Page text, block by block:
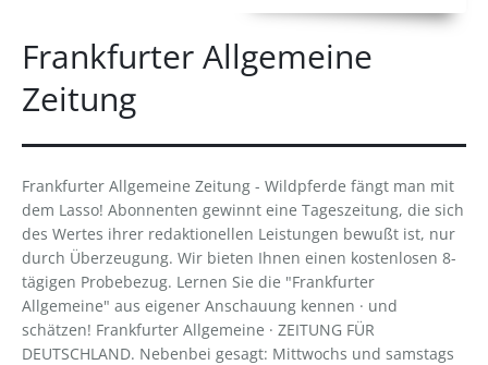
Frankfurter Allgemeine
Zeitung
Frankfurter Allgemeine Zeitung - Wildpferde fängt man mit
dem Lasso! Abonnenten gewinnt eine Tageszeitung, die sich
des Wertes ihrer redaktionellen Leistungen bewußt ist, nur
durch Überzeugung. Wir bieten Ihnen einen kostenlosen 8-
tägigen Probebezug. Lernen Sie die "Frankfurter
Allgemeine" aus eigener Anschauung kennen · und
schätzen! Frankfurter Allgemeine · ZEITUNG FÜR
DEUTSCHLAND. Nebenbei gesagt: Mittwochs und samstags